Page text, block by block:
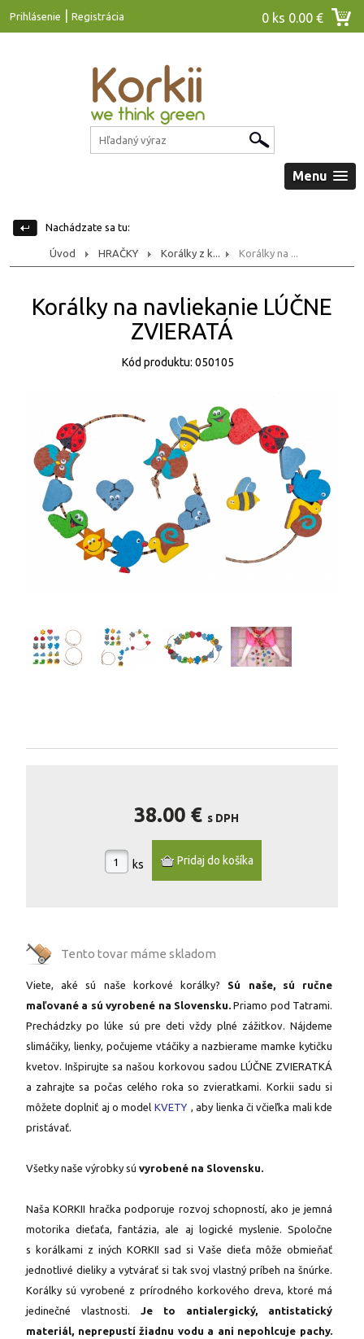
Prihlásenie Registrácia 0 ks 0.00 €
Menu
Nachádzate sa tu:
Úvod HRAČKY Korálky z k... Korálky na ...
Korálky na navliekanie LÚČNE
ZVIERATÁ
Kód produktu: 050105
38.00 € s DPH
ks
Tento tovar máme skladom
Viete, aké sú naše korkové korálky? Sú naše, sú ručne
maľované a sú vyrobené na Slovensku.Priamo pod Tatrami.
Prechádzky po lúke sú pre deti vždy plné zážitkov. Nájdeme
slimáčiky, lienky, počujeme vtáčiky a nazbierame mamke kytičku
kvetov. Inšpirujte sa našou korkovou sadou LÚČNE ZVIERATKÁ
a zahrajte sa počas celého roka so zvieratkami. Korkii sadu si
môžete doplniť aj o model KVETY , aby lienka či včieľka mali kde
pristávať.
Všetky naše výrobky sú vyrobené na Slovensku.
Naša KORKII hračka podporuje rozvoj schopností, ako je jemná
motorika dieťaťa, fantázia, ale aj logické myslenie. Spoločne
s korálkami z iných KORKII sad si Vaše dieťa môže obmieňať
jednotlivé dieliky a vytvárať si tak svoj vlastný príbeh na šnúrke.
Korálky sú vyrobené z prírodného korkového dreva, ktoré má
jedinečné vlastnosti. Je to antialergický, antistatický
materiál, neprepustí žiadnu vodu a ani nepohlcuje pachy.